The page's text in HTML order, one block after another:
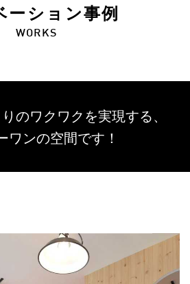
ーション事例
WORKS
のワクワクを実現する、
ワンの空間です！